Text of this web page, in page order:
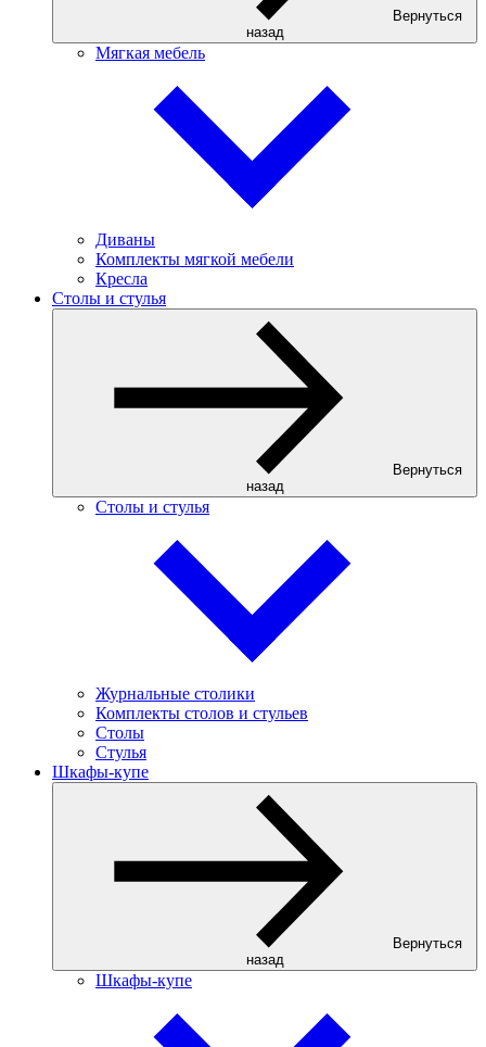
Вернуться
назад
Мягкая мебель
Диваны
Комплекты мягкой мебели
Кресла
Столы и стулья
Вернуться
назад
Столы и стулья
Журнальные столики
Комплекты столов и стульев
Столы
Стулья
Шкафы-купе
Вернуться
назад
Шкафы-купе